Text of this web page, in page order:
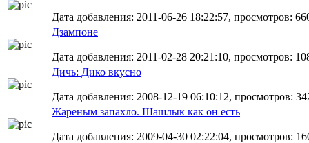
Дата добавления: 2011-06-26 18:22:57, просмотров:
Дзампоне
Дата добавления: 2011-02-28 20:21:10, просмотров:
Дичь: Дико вкусно
Дата добавления: 2008-12-19 06:10:12, просмотров:
Жареным запахло. Шашлык как он есть
Дата добавления: 2009-04-30 02:22:04, просмотров: